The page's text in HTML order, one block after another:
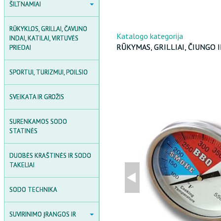
ŠILTNAMIAI
POLIKARBONATINIAI
ŠILTNAMIAI
RŪKYKLOS, GRILLAI, ČAVUNO
INDAI, KATILAI, VIRTUVĖS
PRIEDAI
SPORTUI, TURIZMUI, POILSIO
SVEIKATA IR GROŽIS
SURENKAMOS SODO
STATINĖS
DUOBĖS KRAŠTINĖS IR SODO
TAKELIAI
SODO TECHNIKA
SUVIRINIMO ĮRANGOS IR
SUVIRINIMO ĮRANGOS IR
Katalogo kategorija
RŪKYMAS, GRILLIAI, ČIUNGO